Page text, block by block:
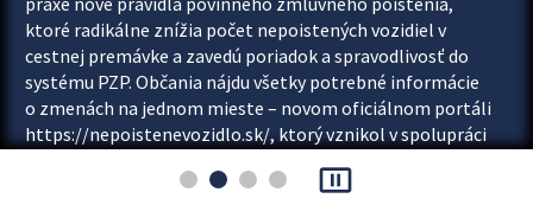
ktoré radikálne znížia počet nepoistených vozidiel v
cestnej premávke a zavedú poriadok a spravodlivosť do
systému PZP. Občania nájdu všetky potrebné informácie
o zmenách na jednom mieste – novom oficiálnom portáli
https://nepoistenevozidlo.sk/, ktorý vznikol v spolupráci
asociácie poisťovní (SLASPO) a Ministerstva vnútra SR.
pause_presentation